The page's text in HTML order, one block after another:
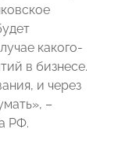
какого-
в бизнесе.
и через
–
РФ.